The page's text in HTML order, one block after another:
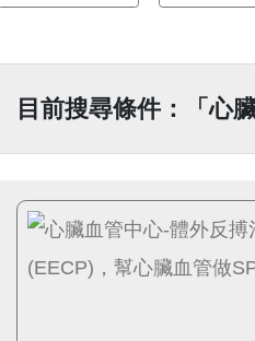
目前搜尋條件：「心